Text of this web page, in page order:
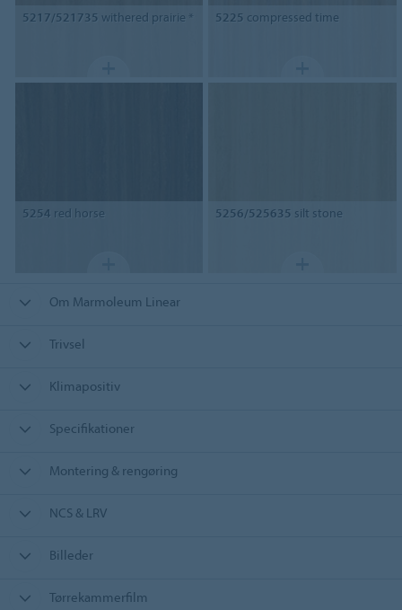
5217/521735 withered prairie * 5225 compressed time
5254 red horse 5256/525635 silt stone
Om Marmoleum Linear
Trivsel
Klimapositiv
Specifikationer
Montering & rengøring
NCS & LRV
Billeder
Tørrekammerfilm